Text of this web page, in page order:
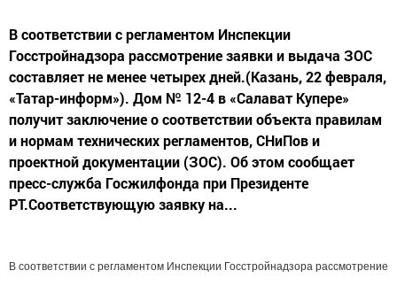
В соответствии с регламентом Инспекции
Госстройнадзора рассмотрение заявки и выдача ЗОС
составляет не менее четырех дней.(Казань, 22 февраля,
«Татар-информ»). Дом № 12-4 в «Салават Купере»
получит заключение о соответствии объекта правилам
и нормам технических регламентов, СНиПов и
проектной документации (ЗОС). Об этом сообщает
пресс-служба Госжилфонда при Президенте
РТ.Соответствующую заявку на...
В соответствии с регламентом Инспекции Госстройнадзора рассмотрение